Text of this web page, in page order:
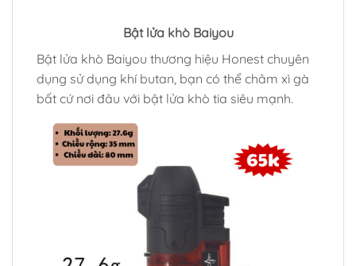
Bật lửa khò Baiyou
Bật lửa khò Baiyou thương hiệu Honest chuyên
dụng sử dụng khí butan, bạn có thể châm xì gà
bất cứ nơi đâu với bật lửa khò tia siêu mạnh.